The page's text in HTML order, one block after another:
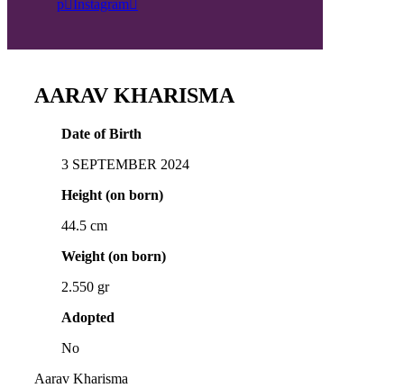
p Instagram
AARAV KHARISMA
Date of Birth
3 SEPTEMBER 2024
Height (on born)
44.5 cm
Weight (on born)
2.550 gr
Adopted
No
Aarav Kharisma